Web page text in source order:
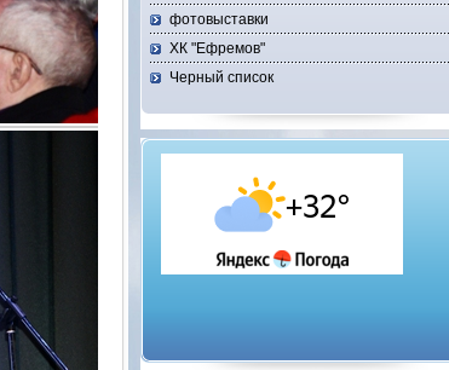
фотовыставки
ХК "Ефремов"
Черный список